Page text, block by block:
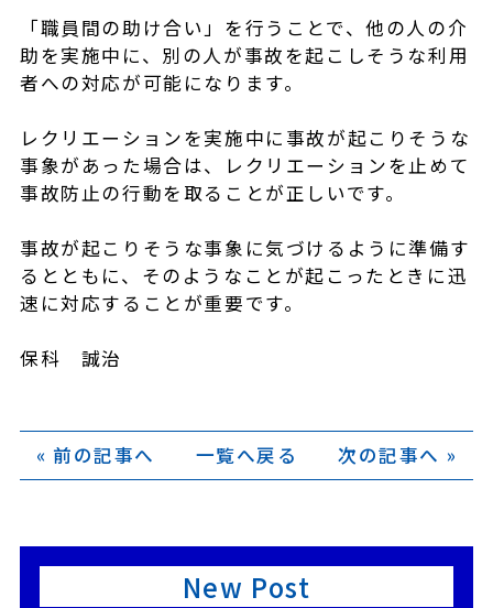
New Post
「職員間の助け合い」を行うことで、他の人の介
助を実施中に、別の人が事故を起こしそうな利用
者への対応が可能になります。
レクリエーションを実施中に事故が起こりそうな
事象があった場合は、レクリエーションを止めて
事故防止の行動を取ることが正しいです。
事故が起こりそうな事象に気づけるように準備す
るとともに、そのようなことが起こったときに迅
速に対応することが重要です。
保科 誠治
« 前の記事へ 一覧へ戻る 次の記事へ »